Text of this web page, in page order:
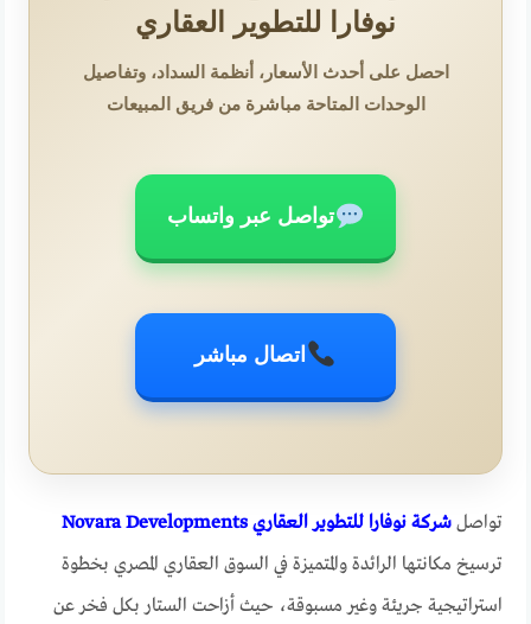
نوفارا للتطوير العقاري
احصل على أحدث الأسعار، أنظمة السداد، وتفاصيل
الوحدات المتاحة مباشرة من فريق المبيعات
تواصل عبر واتساب
اتصال مباشر
تواصلشركة نوفارا للتطوير العقاري Novara Developments
ترسيخ مكانتها الرائدة والمتميزة في السوق العقاري المصري بخطوة
استراتيجية جريئة وغير مسبوقة، حيث أزاحت الستار بكل فخر عن